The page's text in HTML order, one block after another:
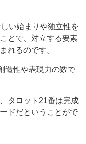
い始まりや独立性を
とで、対立する要素
れるのです。
造性や表現力の数で
タロット21番は完成
ドだということがで